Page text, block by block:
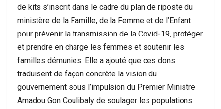
de kits s’inscrit dans le cadre du plan de riposte du
ministère de la Famille, de la Femme et de l’Enfant
pour prévenir la transmission de la Covid-19, protéger
et prendre en charge les femmes et soutenir les
familles démunies. Elle a ajouté que ces dons
traduisent de façon concrète la vision du
gouvernement sous l’impulsion du Premier Ministre
Amadou Gon Coulibaly de soulager les populations.